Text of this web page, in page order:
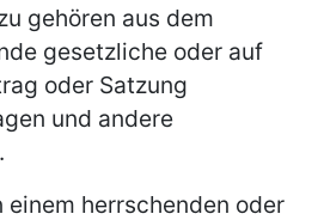
gehören aus dem
gesetzliche oder auf
oder Satzung
und andere
einem herrschenden oder